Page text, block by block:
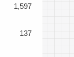
1,597
137